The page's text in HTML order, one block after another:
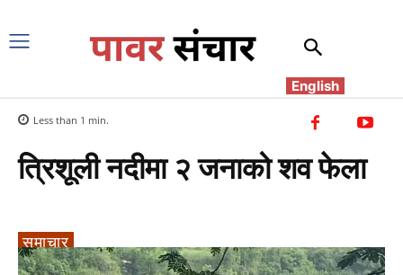
English
Less than 1 min.
त्रिशूली नदीमा २ जनाको शव फेला
समाचार